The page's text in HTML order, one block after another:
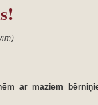
ar maziem